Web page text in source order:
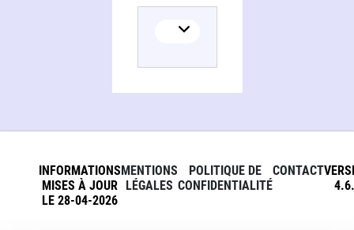
INFORMATIONS
MISES À JOUR
LE 28-04-2026
MENTIONS
LÉGALES
POLITIQUE DE
CONFIDENTIALITÉ
CONTACT